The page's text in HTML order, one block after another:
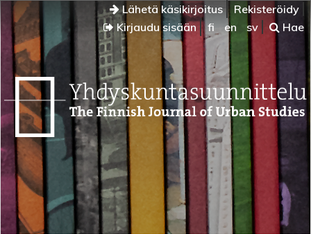
Lähetä käsikirjoitus
Rekisteröidy
Kirjaudu sisään
fi en sv Hae